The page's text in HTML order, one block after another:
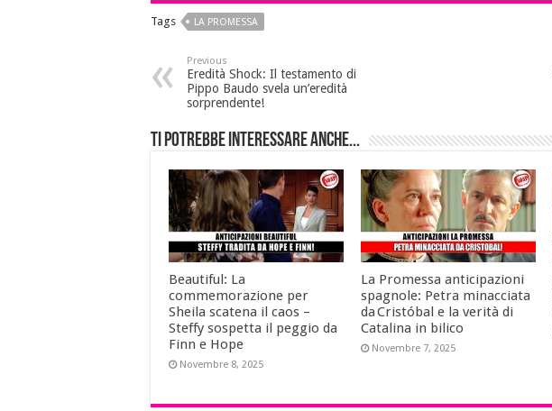
Tags LA PROMESSA
Previous
Eredità Shock: Il testamento di
Pippo Baudo svela un’eredità
sorprendente!
Ti potrebbe interessare anche...
Beautiful: La
commemorazione per
Sheila scatena il caos –
Steffy sospetta il peggio da
Finn e Hope
Novembre 8, 2025
La Promessa anticipazioni
spagnole: Petra minacciata
da Cristóbal e la verità di
Catalina in bilico
Novembre 7, 2025